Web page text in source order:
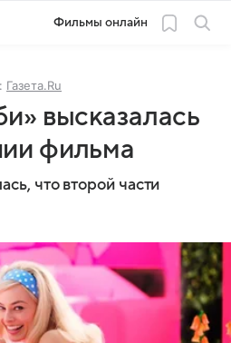
Фильмы онлайн
Газета.Ru
высказалась
фильма
что второй части